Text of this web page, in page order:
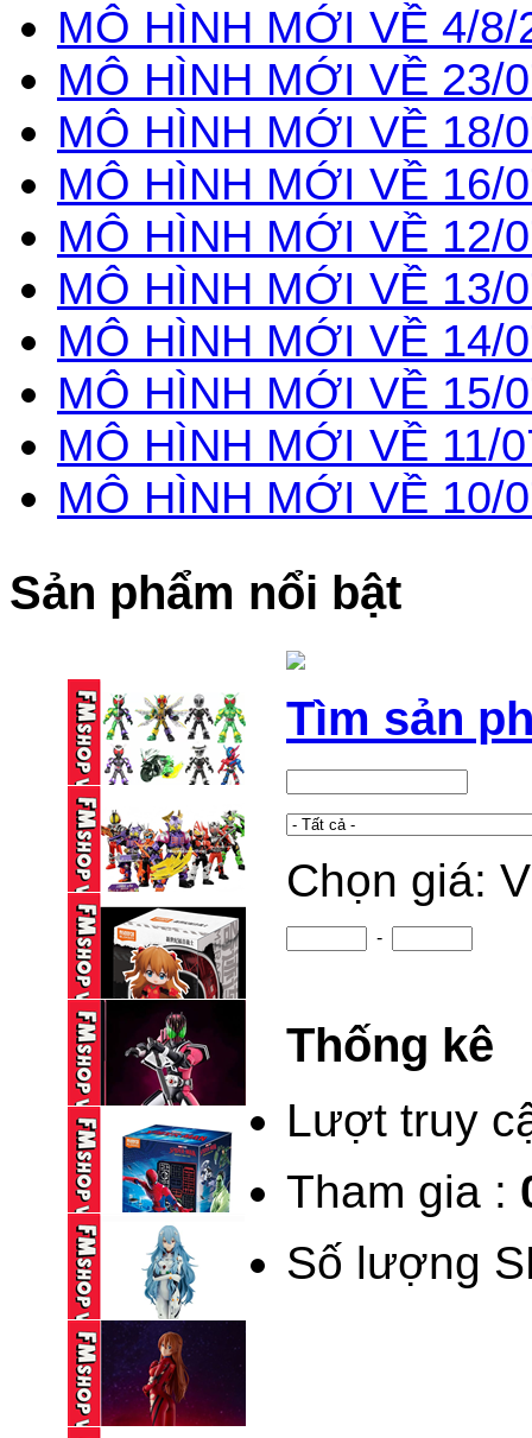
MÔ HÌNH MỚI VỀ 4/8/
MÔ HÌNH MỚI VỀ 23/
MÔ HÌNH MỚI VỀ 18/
MÔ HÌNH MỚI VỀ 16/
MÔ HÌNH MỚI VỀ 12/
MÔ HÌNH MỚI VỀ 13/
MÔ HÌNH MỚI VỀ 14/
MÔ HÌNH MỚI VỀ 15/
MÔ HÌNH MỚI VỀ 11/
MÔ HÌNH MỚI VỀ 10/
Sản phẩm nổi bật
BLINDBOX BLOKEES
KAMEN RIDER ...
95,000 VND
BLINDBOX BLOKEES
KAMEN RIDER ...
195,000 VND
(NEW) BLINDBOX
BLOKEES DAALA ...
235,000 VND
BLOKEES LEGEND
KAMEN RIDER ...
690,000 VND
BLINDBOX BLOKEES
SPIDERMAN ...
195,000 VND
(NOBOX) POP UP
PARADE ...
Tìm sản
Chọn giá:
-
Thống kê
Lượt truy
Tham gia :
Số lượng